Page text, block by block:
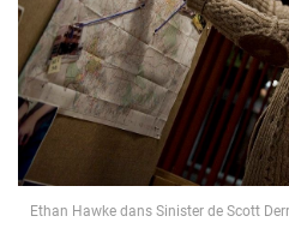
Ethan Hawke dans Sinister de Scott